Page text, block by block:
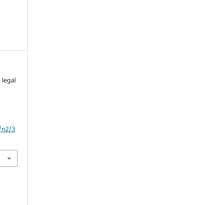
legal
3